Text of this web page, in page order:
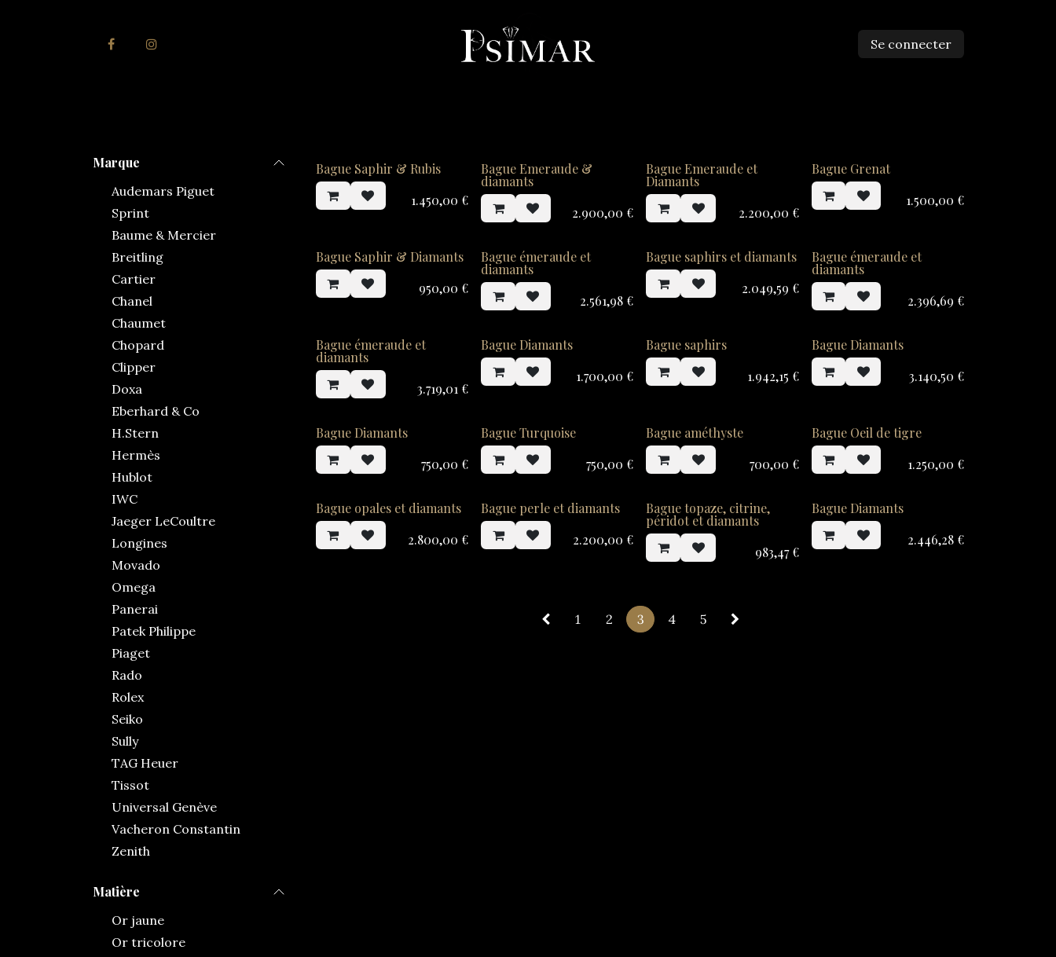
Se connecter
Marque
Audemars Piguet
Sprint
Baume & Mercier
Breitling
Cartier
Chanel
Chaumet
Chopard
Clipper
Doxa
Eberhard & Co
H.Stern
Hermès
Hublot
IWC
Jaeger LeCoultre
Longines
Movado
Omega
Panerai
Patek Philippe
Piaget
Rado
Rolex
Seiko
Sully
TAG Heuer
Tissot
Universal Genève
Vacheron Constantin
Zenith
Matière
Or jaune
Or tricolore
Bague Saphir & Rubis
1.450,00 €
Bague Emeraude &
diamants
2.900,00 €
Bague Emeraude et
Diamants
2.200,00 €
Bague Grenat
1.500,00 €
Bague Saphir & Diamants
950,00 €
Bague émeraude et
diamants
2.561,98 €
Bague saphirs et diamants
2.049,59 €
Bague émeraude et
diamants
2.396,69 €
Bague émeraude et
diamants
3.719,01 €
Bague Diamants
1.700,00 €
Bague saphirs
1.942,15 €
Bague Diamants
3.140,50 €
Bague Diamants
750,00 €
Bague Turquoise
750,00 €
Bague améthyste
700,00 €
Bague Oeil de tigre
1.250,00 €
Bague opales et diamants
2.800,00 €
Bague perle et diamants
2.200,00 €
Bague topaze, citrine,
péridot et diamants
983,47€
Bague Diamants
2.446,28€
1 2 3 4 5